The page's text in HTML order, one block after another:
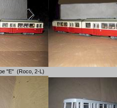
"E" (Roco, 2-L)